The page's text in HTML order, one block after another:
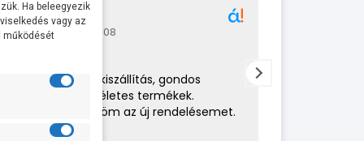
Gábor
2026-07-08
Rendkívül gyors kiszállítás, gondos
csomagolás,tökéletes termékek.
Hamarosan küldöm az új rendelésemet.
Ha beleegyezik
vagy az
működését